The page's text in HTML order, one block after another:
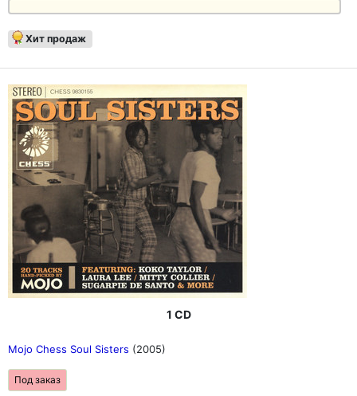
Хит продаж
1 CD
Mojo Chess Soul Sisters (2005)
Под заказ